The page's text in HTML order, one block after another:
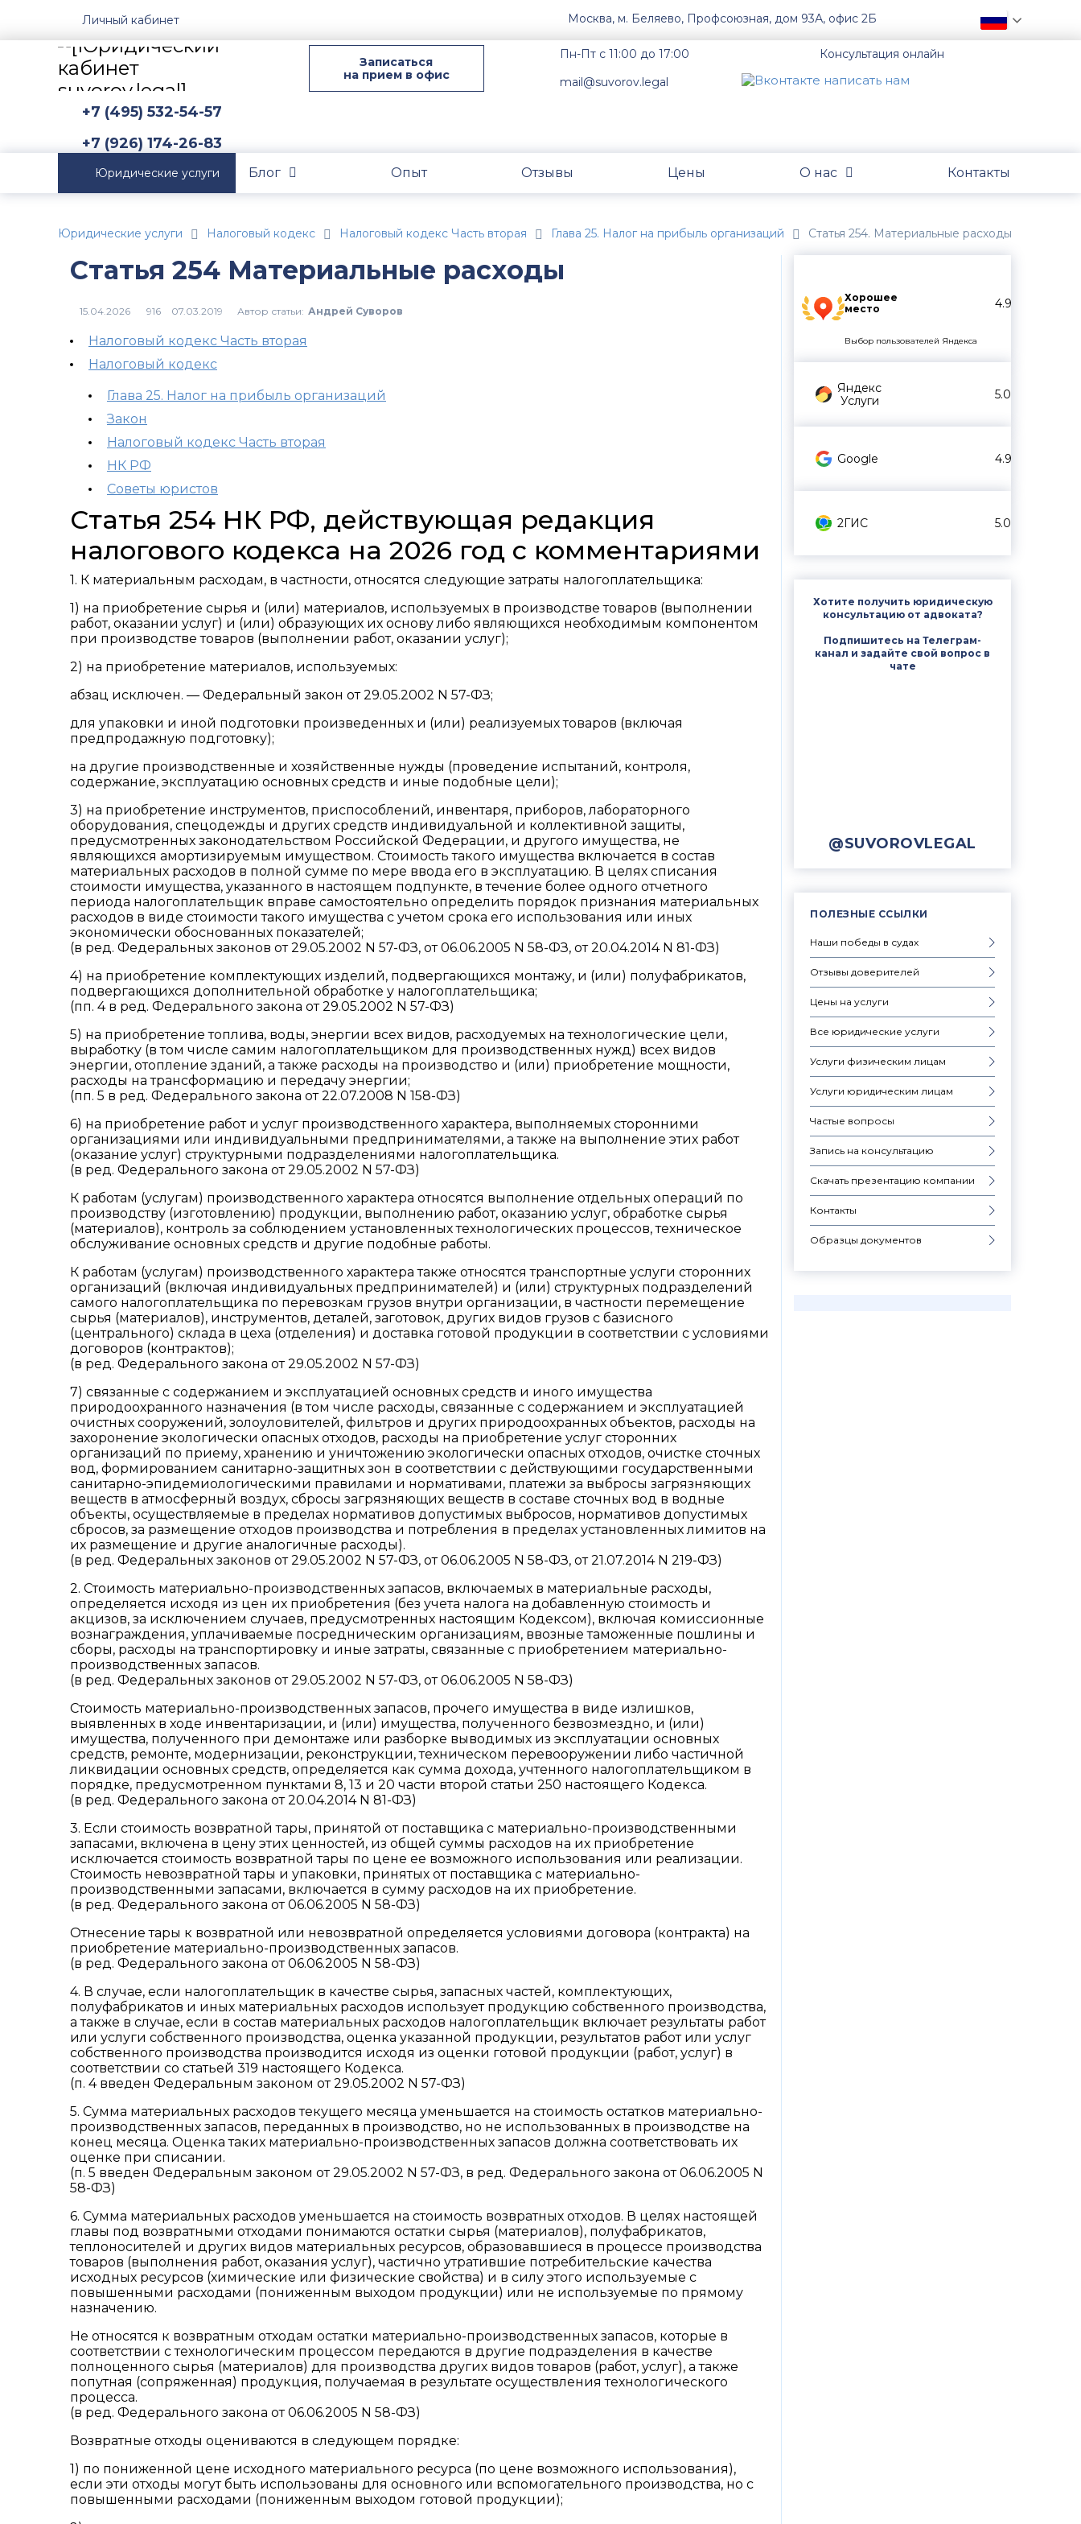
Личный кабинет Москва, м. Беляево, Профсоюзная, дом 93А, офис 2Б
Записаться
на прием в офис
Пн-Пт с 11:00 до 17:00
mail@suvorov.legal
Консультация онлайн
+7 (495) 532-54-57
+7 (926) 174-26-83
Юридические услуги Блог Опыт Отзывы Цены О нас Контакты
Юридические услуги Налоговый кодекс Налоговый кодекс Часть вторая Глава 25. Налог на прибыль организаций Статья 254. Материальные расходы
Хорошее
место
4.9
Выбор пользователей Яндекса
Яндекс
Услуги
5.0
Google 4.9
2ГИС 5.0
Хотите получить юридическую
консультацию от адвоката?
Подпишитесь на Телеграм-
канал и задайте свой вопрос в
чате
@SUVOROVLEGAL
ПОЛЕЗНЫЕ ССЫЛКИ
Наши победы в судах
Отзывы доверителей
Цены на услуги
Все юридические услуги
Услуги физическим лицам
Услуги юридическим лицам
Частые вопросы
Запись на консультацию
Скачать презентацию компании
Контакты
Образцы документов
Статья 254 Материальные расходы
916 Автор статьи: Андрей Суворов
Налоговый кодекс Часть вторая
Налоговый кодекс
Глава 25. Налог на прибыль организаций
Закон
Налоговый кодекс Часть вторая
НК РФ
Советы юристов
Статья 254 НК РФ, действующая редакция
налогового кодекса на 2026 год с комментариями
1. К материальным расходам, в частности, относятся следующие затраты налогоплательщика:
1) на приобретение сырья и (или) материалов, используемых в производстве товаров (выполнении
работ, оказании услуг) и (или) образующих их основу либо являющихся необходимым компонентом
при производстве товаров (выполнении работ, оказании услуг);
2) на приобретение материалов, используемых:
абзац исключен. — Федеральный закон от 29.05.2002 N 57-ФЗ;
для упаковки и иной подготовки произведенных и (или) реализуемых товаров (включая
предпродажную подготовку);
на другие производственные и хозяйственные нужды (проведение испытаний, контроля,
содержание, эксплуатацию основных средств и иные подобные цели);
3) на приобретение инструментов, приспособлений, инвентаря, приборов, лабораторного
оборудования, спецодежды и других средств индивидуальной и коллективной защиты,
предусмотренных законодательством Российской Федерации, и другого имущества, не
являющихся амортизируемым имуществом. Стоимость такого имущества включается в состав
материальных расходов в полной сумме по мере ввода его в эксплуатацию. В целях списания
стоимости имущества, указанного в настоящем подпункте, в течение более одного отчетного
периода налогоплательщик вправе самостоятельно определить порядок признания материальных
расходов в виде стоимости такого имущества с учетом срока его использования или иных
экономически обоснованных показателей;
(в ред. Федеральных законов от 29.05.2002 N 57-ФЗ, от 06.06.2005 N 58-ФЗ, от 20.04.2014 N 81-ФЗ)
4) на приобретение комплектующих изделий, подвергающихся монтажу, и (или) полуфабрикатов,
подвергающихся дополнительной обработке у налогоплательщика;
(пп. 4 в ред. Федерального закона от 29.05.2002 N 57-ФЗ)
5) на приобретение топлива, воды, энергии всех видов, расходуемых на технологические цели,
выработку (в том числе самим налогоплательщиком для производственных нужд) всех видов
энергии, отопление зданий, а также расходы на производство и (или) приобретение мощности,
расходы на трансформацию и передачу энергии;
(пп. 5 в ред. Федерального закона от 22.07.2008 N 158-ФЗ)
6) на приобретение работ и услуг производственного характера, выполняемых сторонними
организациями или индивидуальными предпринимателями, а также на выполнение этих работ
(оказание услуг) структурными подразделениями налогоплательщика.
(в ред. Федерального закона от 29.05.2002 N 57-ФЗ)
К работам (услугам) производственного характера относятся выполнение отдельных операций по
производству (изготовлению) продукции, выполнению работ, оказанию услуг, обработке сырья
(материалов), контроль за соблюдением установленных технологических процессов, техническое
обслуживание основных средств и другие подобные работы.
К работам (услугам) производственного характера также относятся транспортные услуги сторонних
организаций (включая индивидуальных предпринимателей) и (или) структурных подразделений
самого налогоплательщика по перевозкам грузов внутри организации, в частности перемещение
сырья (материалов), инструментов, деталей, заготовок, других видов грузов с базисного
(центрального) склада в цеха (отделения) и доставка готовой продукции в соответствии с условиями
договоров (контрактов);
(в ред. Федерального закона от 29.05.2002 N 57-ФЗ)
7) связанные с содержанием и эксплуатацией основных средств и иного имущества
природоохранного назначения (в том числе расходы, связанные с содержанием и эксплуатацией
очистных сооружений, золоуловителей, фильтров и других природоохранных объектов, расходы на
захоронение экологически опасных отходов, расходы на приобретение услуг сторонних
организаций по приему, хранению и уничтожению экологически опасных отходов, очистке сточных
вод, формированием санитарно-защитных зон в соответствии с действующими государственными
санитарно-эпидемиологическими правилами и нормативами, платежи за выбросы загрязняющих
веществ в атмосферный воздух, сбросы загрязняющих веществ в составе сточных вод в водные
объекты, осуществляемые в пределах нормативов допустимых выбросов, нормативов допустимых
сбросов, за размещение отходов производства и потребления в пределах установленных лимитов на
их размещение и другие аналогичные расходы).
(в ред. Федеральных законов от 29.05.2002 N 57-ФЗ, от 06.06.2005 N 58-ФЗ, от 21.07.2014 N 219-ФЗ)
2. Стоимость материально-производственных запасов, включаемых в материальные расходы,
определяется исходя из цен их приобретения (без учета налога на добавленную стоимость и
акцизов, за исключением случаев, предусмотренных настоящим Кодексом), включая комиссионные
вознаграждения, уплачиваемые посредническим организациям, ввозные таможенные пошлины и
сборы, расходы на транспортировку и иные затраты, связанные с приобретением материально-
производственных запасов.
(в ред. Федеральных законов от 29.05.2002 N 57-ФЗ, от 06.06.2005 N 58-ФЗ)
Стоимость материально-производственных запасов, прочего имущества в виде излишков,
выявленных в ходе инвентаризации, и (или) имущества, полученного безвозмездно, и (или)
имущества, полученного при демонтаже или разборке выводимых из эксплуатации основных
средств, ремонте, модернизации, реконструкции, техническом перевооружении либо частичной
ликвидации основных средств, определяется как сумма дохода, учтенного налогоплательщиком в
порядке, предусмотренном пунктами 8, 13 и 20 части второй статьи 250 настоящего Кодекса.
(в ред. Федерального закона от 20.04.2014 N 81-ФЗ)
3. Если стоимость возвратной тары, принятой от поставщика с материально-производственными
запасами, включена в цену этих ценностей, из общей суммы расходов на их приобретение
исключается стоимость возвратной тары по цене ее возможного использования или реализации.
Стоимость невозвратной тары и упаковки, принятых от поставщика с материально-
производственными запасами, включается в сумму расходов на их приобретение.
(в ред. Федерального закона от 06.06.2005 N 58-ФЗ)
Отнесение тары к возвратной или невозвратной определяется условиями договора (контракта) на
приобретение материально-производственных запасов.
(в ред. Федерального закона от 06.06.2005 N 58-ФЗ)
4. В случае, если налогоплательщик в качестве сырья, запасных частей, комплектующих,
полуфабрикатов и иных материальных расходов использует продукцию собственного производства,
а также в случае, если в состав материальных расходов налогоплательщик включает результаты работ
или услуги собственного производства, оценка указанной продукции, результатов работ или услуг
собственного производства производится исходя из оценки готовой продукции (работ, услуг) в
соответствии со статьей 319 настоящего Кодекса.
(п. 4 введен Федеральным законом от 29.05.2002 N 57-ФЗ)
5. Сумма материальных расходов текущего месяца уменьшается на стоимость остатков материально-
производственных запасов, переданных в производство, но не использованных в производстве на
конец месяца. Оценка таких материально-производственных запасов должна соответствовать их
оценке при списании.
(п. 5 введен Федеральным законом от 29.05.2002 N 57-ФЗ, в ред. Федерального закона от 06.06.2005 N
58-ФЗ)
6. Сумма материальных расходов уменьшается на стоимость возвратных отходов. В целях настоящей
главы под возвратными отходами понимаются остатки сырья (материалов), полуфабрикатов,
теплоносителей и других видов материальных ресурсов, образовавшиеся в процессе производства
товаров (выполнения работ, оказания услуг), частично утратившие потребительские качества
исходных ресурсов (химические или физические свойства) и в силу этого используемые с
повышенными расходами (пониженным выходом продукции) или не используемые по прямому
назначению.
Не относятся к возвратным отходам остатки материально-производственных запасов, которые в
соответствии с технологическим процессом передаются в другие подразделения в качестве
полноценного сырья (материалов) для производства других видов товаров (работ, услуг), а также
попутная (сопряженная) продукция, получаемая в результате осуществления технологического
процесса.
(в ред. Федерального закона от 06.06.2005 N 58-ФЗ)
Возвратные отходы оцениваются в следующем порядке:
1) по пониженной цене исходного материального ресурса (по цене возможного использования),
если эти отходы могут быть использованы для основного или вспомогательного производства, но с
повышенными расходами (пониженным выходом готовой продукции);